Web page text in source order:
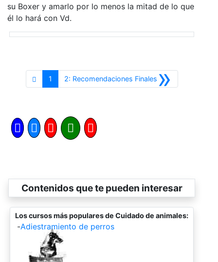
su Boxer y amarlo por lo menos la mitad de lo que
él lo hará con Vd.
1 »
2: Recomendaciones FinalesSiguiente
Contenidos que te pueden interesar
Los cursos más populares de Cuidado de animales:
-Adiestramiento de perros